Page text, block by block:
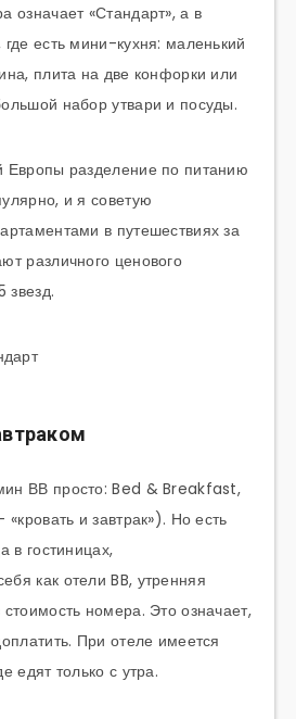
означает «Стандарт», а в
есть мини-кухня: маленький
плита на две конфорки или
набор утвари и посуды.
Европы разделение по питанию
и я советую
в путешествиях за
различного ценового
звезд.
ВВ просто: Bed & Breakfast,
и завтрак»). Но есть
в гостиницах,
как отели BB, утренняя
номера. Это означает,
При отеле имеется
едят только с утра.